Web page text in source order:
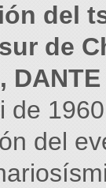
del
de
,
de
del